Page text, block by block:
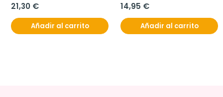
21,30 €
Añadir al carrito
14,95 €
Añadir al carrito